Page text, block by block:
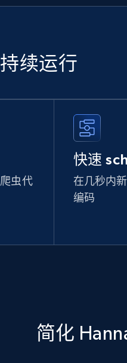
续运行
虫代
快速
在几秒内
编码
简化